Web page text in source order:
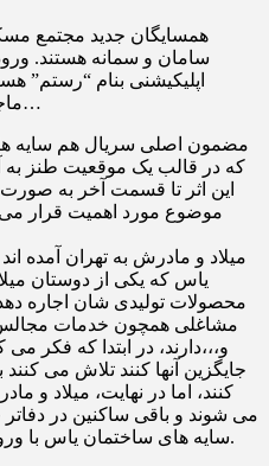
همسایگان جدید مجتمع
سامان و سمانه هستند.
اپلیکیشنی بنام “رستم”
ماجراهای جالبی را به وجود می آورد…
مضمون اصلی سریال هم سایه ها
که در قالب یک موقعیت طنز به
این اثر تا قسمت آخر به
موضوع مورد اهمیت قرار
میلاد و مادرش به تهران آمده
یاس که یکى از دوستان
محصولات تولیدى شان اجاره
مشاغلى همچون خدمات
و،،،دارند، در ابتدا که فکر
جایگزین آنها کنند تلاش مى
کنند، اما در نهایت، میلاد و
مى شوند و باقى ساکنین در
سایه هاى ساختمان یاس با ورود میلاد و مادرش شروع مى شود.